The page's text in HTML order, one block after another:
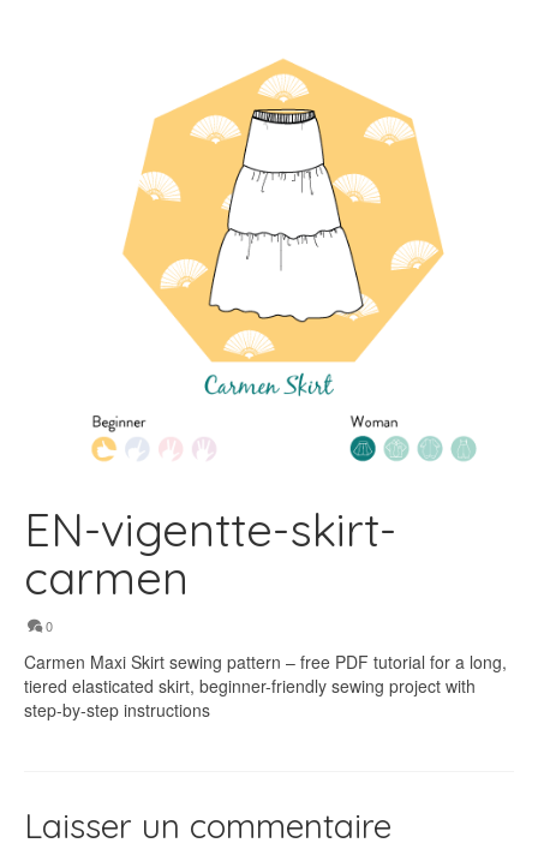
EN-vigentte-skirt-
carmen
0
Carmen Maxi Skirt sewing pattern – free PDF tutorial for a long,
tiered elasticated skirt, beginner-friendly sewing project with
step-by-step instructions
Laisser un commentaire